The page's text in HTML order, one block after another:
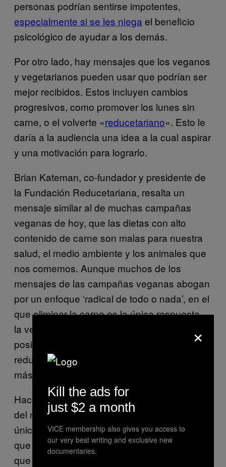
personas podrían sentirse impotentes,
especialmente si se les niega el beneficio
psicológico de ayudar a los demás.
Por otro lado, hay mensajes que los veganos
y vegetarianos pueden usar que podrían ser
mejor recibidos. Estos incluyen cambios
progresivos, como promover los lunes sin
carne, o el volverte «reducetariano«. Esto le
daría a la audiencia una idea a la cual aspirar
y una motivación para lograrlo.
Brian Kateman, co-fundador y presidente de
la Fundación Reducetariana, resalta un
mensaje similar al de muchas campañas
veganas de hoy, que las dietas con alto
contenido de carne son malas para nuestra
salud, el medio ambiente y los animales que
nos comemos. Aunque muchos de los
mensajes de las campañas veganas abogan
por un enfoque ‘radical de todo o nada’, en el
que eliminar la carne es la única respuesta,
la verdad es que puede ser que eso no sea
posible para todos. Por lo tanto, el
reducetarianismo podría ser el término medio
más alcanzable.
Haciendo a un lado la creciente popularidad
del movimiento alimentario basado
únicamente en los vegetales, es importante
que el respeto y la empatía por los animales
que se encuentran en el corazón mismo de
×
Kill the ads for
just $2 a month
VICE membership also gives you access to
our very best writing and exclusive new
documentaries.